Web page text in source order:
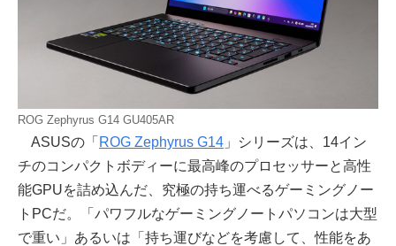
ROG Zephyrus G14 GU405AR
ASUSの「 ROG Zephyrus G14 」シリーズは、14イン
チのコンパクトボディーに最高峰のプロセッサーと高性
能GPUを詰め込んだ、究極の持ち運べるゲーミングノー
トPCだ。「パワフルなゲーミングノートパソコンは大型
で重い」あるいは「持ち運びなどを考慮して、性能をあ